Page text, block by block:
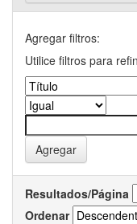
Agregar filtros:
Utilice filtros para
Resultados/Página
Ordenar